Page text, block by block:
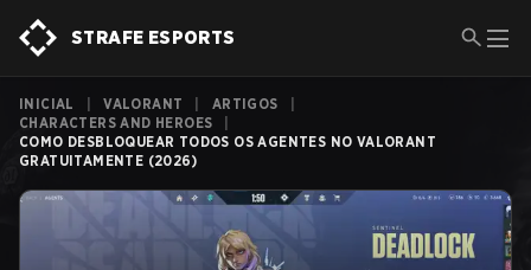
STRAFE ESPORTS
INICIAL VALORANT ARTIGOS
CHARACTERS AND HEROES
COMO DESBLOQUEAR TODOS OS AGENTES NO VALORANT
GRATUITAMENTE (2026)